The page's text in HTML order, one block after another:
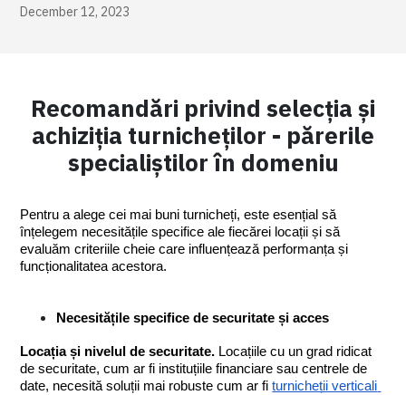
December 12, 2023
Recomandări privind selecția și
achiziția turnicheților - părerile
specialiștilor în domeniu
Pentru a alege cei mai buni turnicheți, este esențial să
înțelegem necesitățile specifice ale fiecărei locații și să
evaluăm criteriile cheie care influențează performanța și
funcționalitatea acestora.
Necesitățile specifice de securitate și acces
Locația și nivelul de securitate. Locațiile cu un grad ridicat
de securitate, cum ar fi instituțiile financiare sau centrele de
date, necesită soluții mai robuste cum ar fi turnicheții verticali